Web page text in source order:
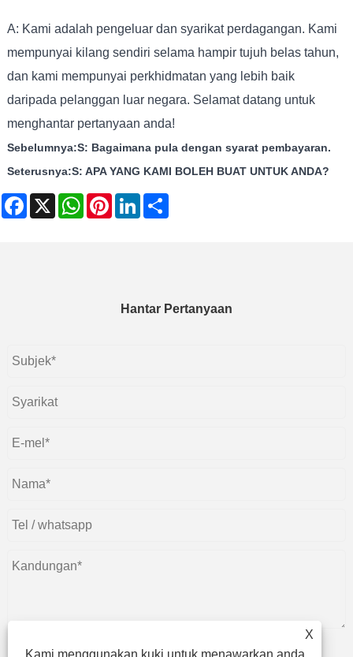
A: Kami adalah pengeluar dan syarikat perdagangan. Kami
mempunyai kilang sendiri selama hampir tujuh belas tahun,
dan kami mempunyai perkhidmatan yang lebih baik
daripada pelanggan luar negara. Selamat datang untuk
menghantar pertanyaan anda!
Sebelumnya:S: Bagaimana pula dengan syarat pembayaran.
Seterusnya:S: APA YANG KAMI BOLEH BUAT UNTUK ANDA?
Facebook
X WhatsAppPinterestLinkedIn
Hantar Pertanyaan
X
Kami menggunakan kuki untuk menawarkan anda